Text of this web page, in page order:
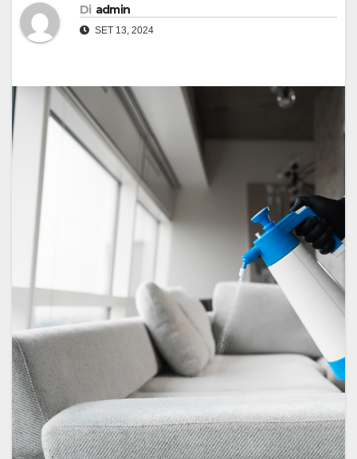
Di admin
SET 13, 2024